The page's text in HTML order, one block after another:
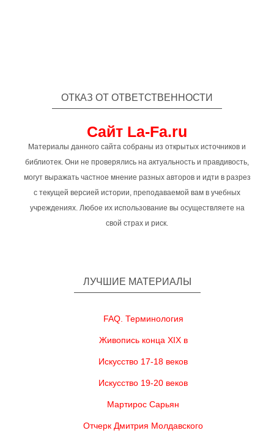
ОТКАЗ ОТ ОТВЕТСТВЕННОСТИ
Сайт La-Fa.ru
Материалы данного сайта собраны из открытых источников и
библиотек. Они не проверялись на актуальность и правдивость,
могут выражать частное мнение разных авторов и идти в разрез
с текущей версией истории, преподаваемой вам в учебных
учреждениях. Любое их использование вы осуществляете на
свой страх и риск.
ЛУЧШИЕ МАТЕРИАЛЫ
FAQ. Терминология
Живопись конца XIX в
Искусство 17-18 веков
Искусство 19-20 веков
Мартирос Сарьян
Отчерк Дмитрия Молдавского